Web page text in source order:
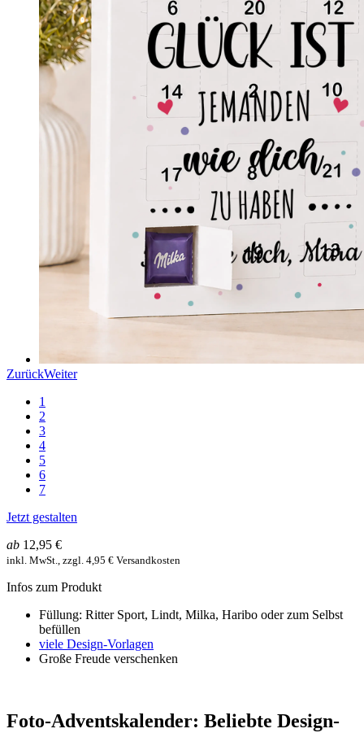
ZurückWeiter
1
2
3
4
5
6
7
Jetzt gestalten
ab 12,95 €
inkl. MwSt., zzgl. 4,95 € Versandkosten
Infos zum Produkt
Füllung: Ritter Sport, Lindt, Milka, Haribo oder zum Selbst
befüllen
viele Design-Vorlagen
Große Freude verschenken
Foto-Adventskalender: Beliebte Design-